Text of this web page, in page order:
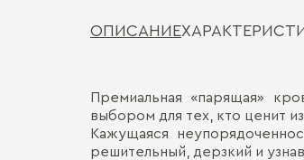
ОПИСАНИЕ
Премиальная «парящая»
выбором для тех, кто ценит
Кажущаяся
решительный, дерзкий и